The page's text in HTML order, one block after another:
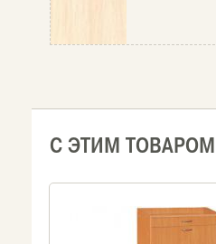
С ЭТИМ